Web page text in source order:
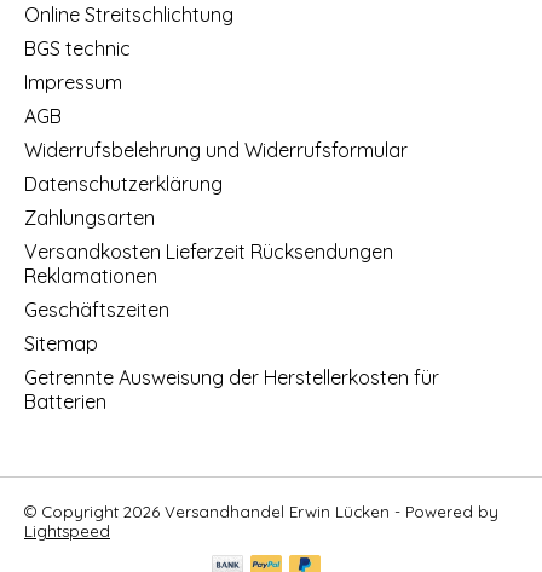
Online Streitschlichtung
BGS technic
Impressum
AGB
Widerrufsbelehrung und Widerrufsformular
Datenschutzerklärung
Zahlungsarten
Versandkosten Lieferzeit Rücksendungen
Reklamationen
Geschäftszeiten
Sitemap
Getrennte Ausweisung der Herstellerkosten für
Batterien
© Copyright 2026 Versandhandel Erwin Lücken - Powered by
Lightspeed